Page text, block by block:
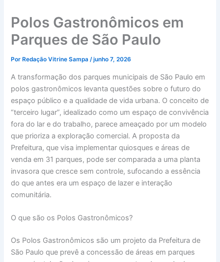
Polos Gastronômicos em
Parques de São Paulo
Por Redação Vitrine Sampa/junho 7, 2026
A transformação dos parques municipais de São Paulo em
polos gastronômicos levanta questões sobre o futuro do
espaço público e a qualidade de vida urbana. O conceito de
“terceiro lugar”, idealizado como um espaço de convivência
fora do lar e do trabalho, parece ameaçado por um modelo
que prioriza a exploração comercial. A proposta da
Prefeitura, que visa implementar quiosques e áreas de
venda em 31 parques, pode ser comparada a uma planta
invasora que cresce sem controle, sufocando a essência
do que antes era um espaço de lazer e interação
comunitária.
O que são os Polos Gastronômicos?
Os Polos Gastronômicos são um projeto da Prefeitura de
São Paulo que prevê a concessão de áreas em parques